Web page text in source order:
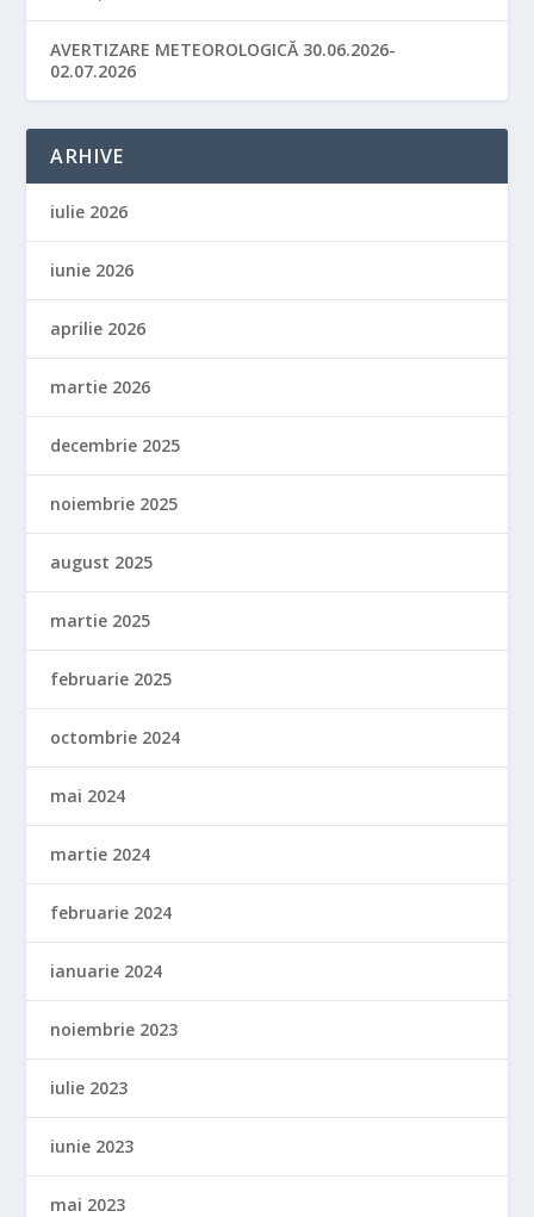
AVERTIZARE METEOROLOGICĂ 30.06.2026-
02.07.2026
ARHIVE
iulie 2026
iunie 2026
aprilie 2026
martie 2026
decembrie 2025
noiembrie 2025
august 2025
martie 2025
februarie 2025
octombrie 2024
mai 2024
martie 2024
februarie 2024
ianuarie 2024
noiembrie 2023
iulie 2023
iunie 2023
mai 2023